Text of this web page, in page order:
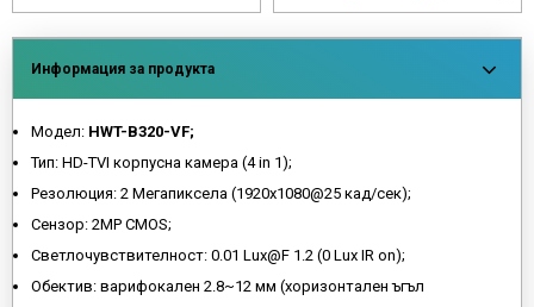
Информация за продукта
Модел: HWT-B320-VF;
Тип: HD-TVI корпусна камера (4 in 1);
Резолюция: 2 Мегапиксела (1920х1080@25 кад/сек);
Сензор: 2MP CMOS;
Светлочувствителност: 0.01 Lux@F 1.2 (0 Lux IR on);
Обектив: варифокален 2.8~12 мм (хоризонтален ъгъл